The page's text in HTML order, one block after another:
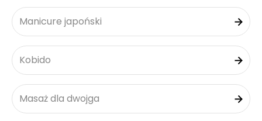
Manicure japoński
Kobido
Masaż dla dwojga